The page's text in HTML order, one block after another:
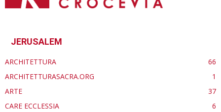
JERUSALEM
ARCHITETTURA
66
ARCHITETTURASACRA.ORG
1
ARTE
37
CARE ECCLESSIA
6